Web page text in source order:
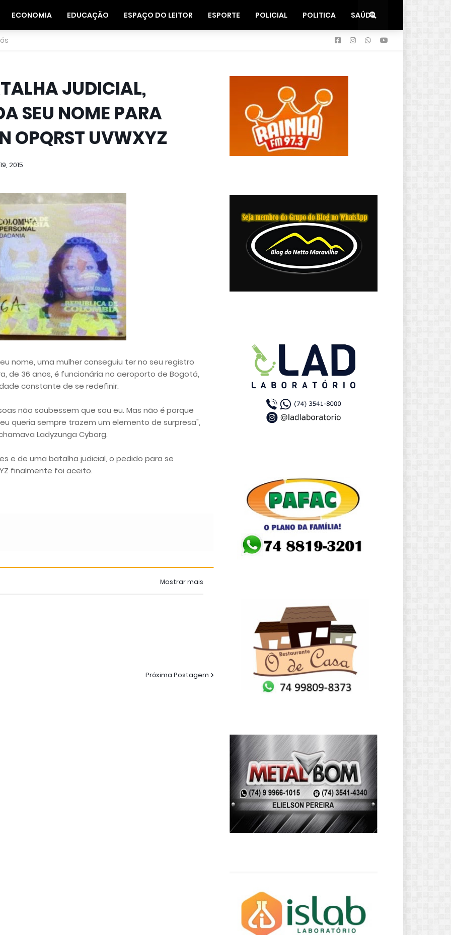
ECONOMIA EDUCAÇÃO ESPAÇO DO LEITOR ESPORTE POLICIAL POLITICA SAÚDE
JUDICIAL,
SEU NOME PARA
OPQRST UVWXYZ
2015
nome, uma mulher conseguiu ter no seu registro
de 36 anos, é funcionária no aeroporto de Bogotá,
constante de se redefinir.
não soubessem que sou eu. Mas não é porque
queria sempre trazem um elemento de surpresa",
Ladyzunga Cyborg.
e de uma batalha judicial, o pedido para se
finalmente foi aceito.
Mostrar mais
Próxima Postagem